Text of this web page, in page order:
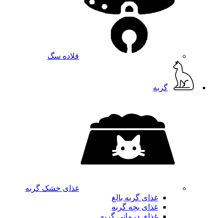
قلاده سگ
گربه
غذای خشک گربه
غذای گربه بالغ
غذای بچه گربه